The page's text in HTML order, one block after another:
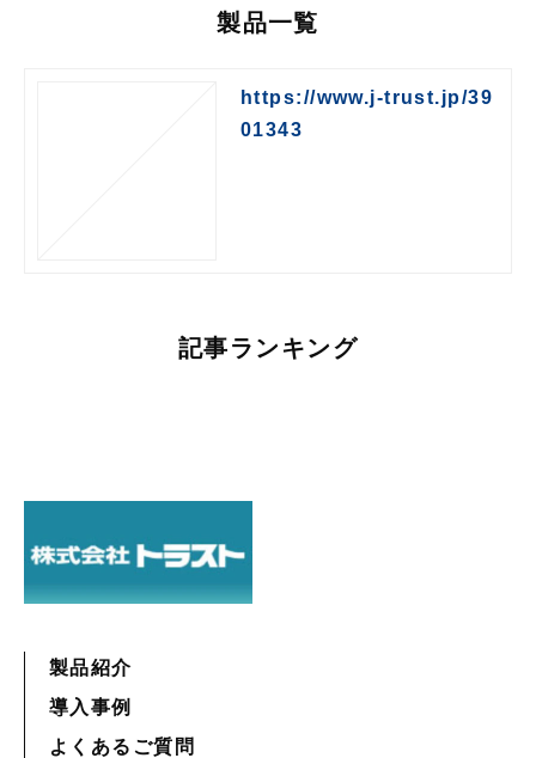
製品一覧
https://www.j-trust.jp/39
01343
記事ランキング
製品紹介
導入事例
よくあるご質問